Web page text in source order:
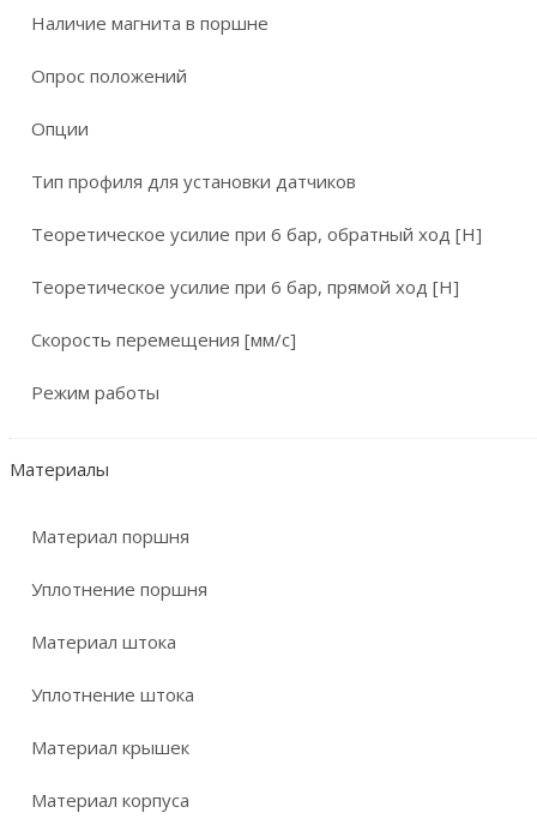
Наличие магнита в поршне
Опрос положений
Опции
Тип профиля для установки датчиков
Теоретическое усилие при 6 бар, обратный ход [Н]
Теоретическое усилие при 6 бар, прямой ход [Н]
Скорость перемещения [мм/с]
Режим работы
Материалы
Материал поршня
Уплотнение поршня
Материал штока
Уплотнение штока
Материал крышек
Материал корпуса